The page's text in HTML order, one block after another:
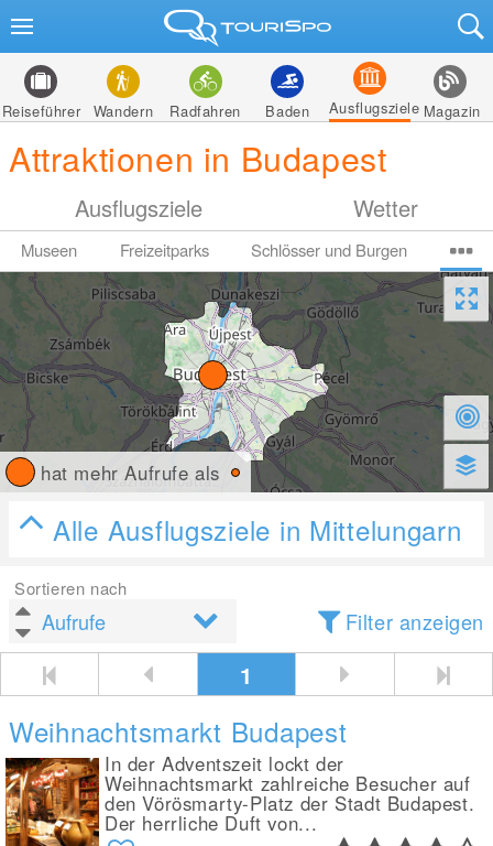
Reiseführer Wandern Radfahren Baden Ausflugsziele Magazin
Attraktionen in Budapest
Ausflugsziele Wetter
Museen Freizeitparks Schlösser und Burgen
hat mehr Aufrufe als
Alle Ausflugsziele in Mittelungarn
Sortieren nach
Filter anzeigen
1
Weihnachtsmarkt Budapest
In der Adventszeit lockt der
Weihnachtsmarkt zahlreiche Besucher auf
den Vörösmarty-Platz der Stadt Budapest.
Der herrliche Duft von...